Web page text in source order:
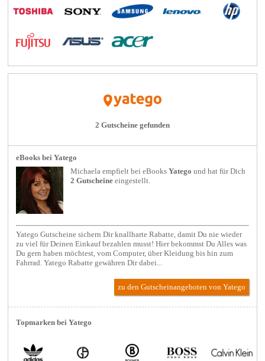
2 Gutscheine gefunden
eBooks bei Yatego
Michaela empfielt beieBooks Yatego und hat für Dich
2 Gutscheine eingestellt.
Yatego Gutscheine sichern Dir knallharte Rabatte, damit Du nie wieder
zu viel für Deinen Einkauf bezahlen musst! Hier bekommst Du Alles was
Du gern haben möchtest, vom Computer, über Kleidung bis hin zum
Fahrrad. Yatego Rabatte gewähren Dir dabei...
zu den Gutscheinangeboten von Yatego
Topmarken bei Yatego